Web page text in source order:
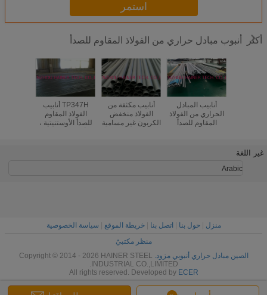
استمر
أكثر أنبوب مبادل حراري من الفولاذ المقاوم للصدأ
TP347H أنابيب
الفولاذ المقاوم
للصدأ الأوستنيتية ،
أنابيب مكثفة من
الفولاذ منخفض
الكربون غير مسامية
أنابيب المبادل
الحراري من الفولاذ
المقاوم للصدأ
غير اللغة
Arabic
منزل |حول بنا اتصل بنا |خريطة الموقع
سياسة الخصوصية
منظر مكتبيّ
الصين مبادل حراري أنبوبي مزود. Copyright © 2014 - 2026 HAINER STEEL
INDUSTRIAL CO.,LIMITED.
All rights reserved. Developed by ECER